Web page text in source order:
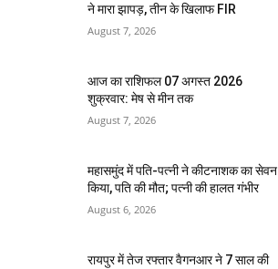
ने मारा झापड़, तीन के खिलाफ FIR
August 7, 2026
आज का राशिफल 07 अगस्त 2026
शुक्रवार: मेष से मीन तक
August 7, 2026
महासमुंद में पति-पत्नी ने कीटनाशक का सेवन
किया, पति की मौत; पत्नी की हालत गंभीर
August 6, 2026
रायपुर में तेज रफ्तार वैगनआर ने 7 साल की